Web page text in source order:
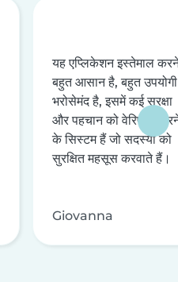
यह एप्लिकेशन इस्तेमाल
बहुत आसान है, बहुत
भरोसेमंद है, इसमें कई सुरक्षा
और पहचान को वेरिफ़ाई
के सिस्टम हैं जो सदस्यों को
सुरक्षित महसूस करवाते हैं।
Giovanna